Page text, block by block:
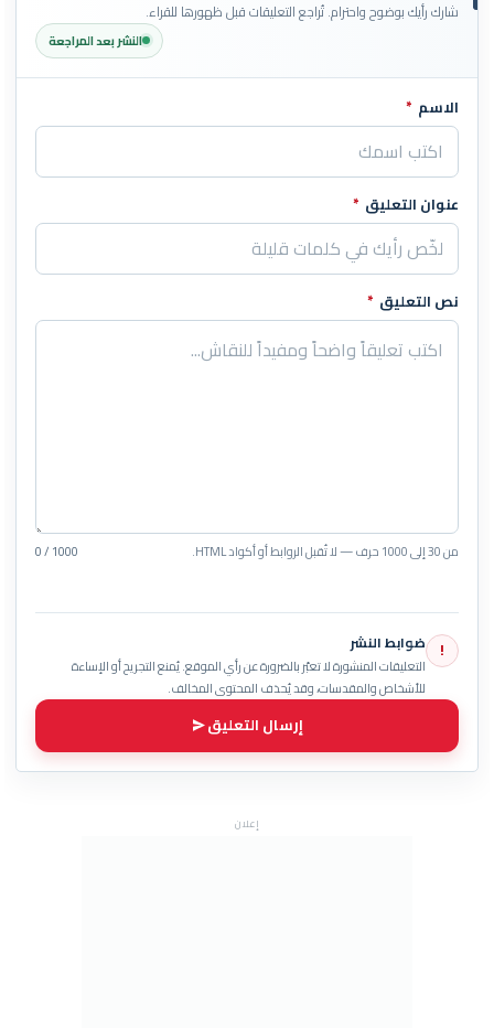
شارك رأيك بوضوح واحترام. تُراجع التعليقات قبل ظهورها للقراء.
النشر بعد المراجعة
اترك هذا الحقل فارغاً
الاسم *
عنوان التعليق *
نص التعليق *
من 30 إلى 1000 حرف — لا تُقبل الروابط أو أكواد HTML. 0 / 1000
! ضوابط النشر
التعليقات المنشورة لا تعبّر بالضرورة عن رأي الموقع. يُمنع التجريح أو الإساءة
للأشخاص والمقدسات، وقد يُحذف المحتوى المخالف.
إرسال التعليق
إعلان